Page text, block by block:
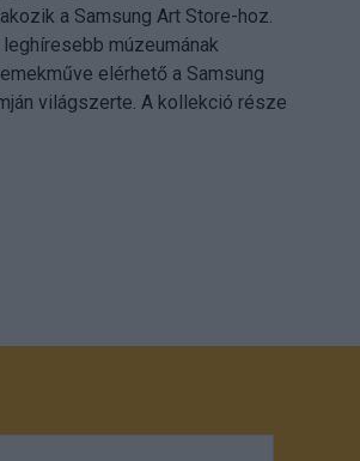
a Samsung Art Store-hoz.
múzeumának
elérhető a Samsung
világszerte. A kollekció része